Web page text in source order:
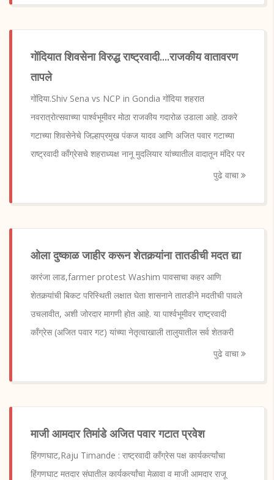
गोंदियात शिवसेना विरुद्ध राष्ट्रवादी....राजकीय वातावरण
तापले
गोंदिया.Shiv Sena vs NCP in Gondia गोंदिया शहरात
नवरात्रोत्सवाच्या पार्श्वभूमीवर मोठा राजकीय गदारोळ उडाला आहे. ठाकरे
गटाच्या शिवसेनेचे जिल्हाप्रमुख पंकज यादव आणि अजित पवार गटाच्या
राष्ट्रवादी काँग्रेसचे शहराध्यक्ष नानू मुदलियार यांच्यातील वादातून मंदिर पर
पुढे वाचा
ओला दुष्काळ जाहीर करून शेतकर्‍यांना तातडीची मदत द्या
कारंजा लाड,farmer protest Washim पावसाचा कहर आणि
शेतकर्‍यांची बिकट परिस्थिती लक्षात घेता शासनाने तातडीने मदतीची पावले
उचलावीत, अशी जोरदार मागणी होत आहे. या पार्श्वभूमीवर राष्ट्रवादी
काँग्रेस (अजित पवार गट) यांच्या नेतृत्वाखाली तालुयातील सर्व शेतकरी
पुढे वाचा
माजी आमदार तिमांडे अजित पवार गटात प्रवेश
हिंगणघाट,Raju Timande : राष्ट्रवादी काँग्रेस पक्ष कार्यकर्त्यांचा
हिंगणघाट मतदार संघातील कार्यकर्त्यांचा मेळावा व माजी आमदार राजू